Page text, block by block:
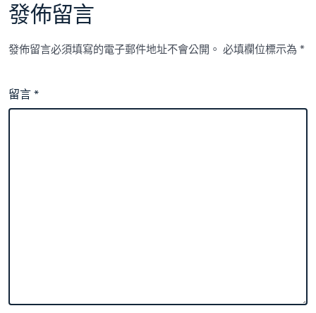
發佈留言
發佈留言必須填寫的電子郵件地址不會公開。 必填欄位標示為*
留言*